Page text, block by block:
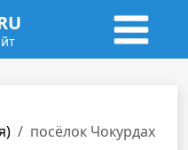
посёлок Чокурдах